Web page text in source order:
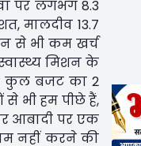
पर लगभग 8.3
मालदीव 13.7
से भी कम खर्च
स्वास्थ्य मिशन के
के कुल बजट का 2
से भी हम पीछे हैं,
आबादी पर एक
नहीं करने की